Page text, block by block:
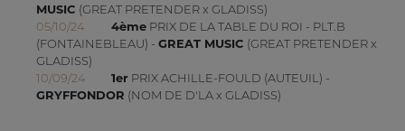
MUSIC (GREAT PRETENDER x GLADISS)
05/10/24
4èmePRIX DE LA TABLE DU ROI - PLT.B
(FONTAINEBLEAU) - GREAT MUSIC (GREAT PRETENDER x
GLADISS)
10/09/24
1erPRIX ACHILLE-FOULD (AUTEUIL) -
GRYFFONDOR (NOM DE D'LA x GLADISS)